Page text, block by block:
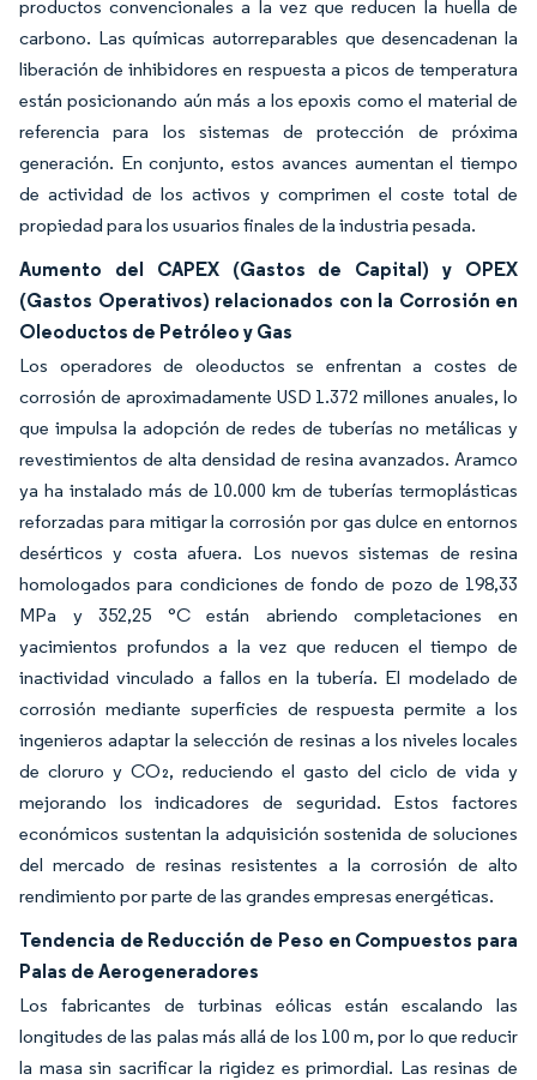
productos convencionales a la vez que reducen la huella de
carbono. Las químicas autorreparables que desencadenan la
liberación de inhibidores en respuesta a picos de temperatura
están posicionando aún más a los epoxis como el material de
referencia para los sistemas de protección de próxima
generación. En conjunto, estos avances aumentan el tiempo
de actividad de los activos y comprimen el coste total de
propiedad para los usuarios finales de la industria pesada.
Aumento del CAPEX (Gastos de Capital) y OPEX
(Gastos Operativos) relacionados con la Corrosión en
Oleoductos de Petróleo y Gas
Los operadores de oleoductos se enfrentan a costes de
corrosión de aproximadamente USD 1.372 millones anuales, lo
que impulsa la adopción de redes de tuberías no metálicas y
revestimientos de alta densidad de resina avanzados. Aramco
ya ha instalado más de 10.000 km de tuberías termoplásticas
reforzadas para mitigar la corrosión por gas dulce en entornos
desérticos y costa afuera. Los nuevos sistemas de resina
homologados para condiciones de fondo de pozo de 198,33
MPa y 352,25 °C están abriendo completaciones en
yacimientos profundos a la vez que reducen el tiempo de
inactividad vinculado a fallos en la tubería. El modelado de
corrosión mediante superficies de respuesta permite a los
ingenieros adaptar la selección de resinas a los niveles locales
de cloruro y CO₂, reduciendo el gasto del ciclo de vida y
mejorando los indicadores de seguridad. Estos factores
económicos sustentan la adquisición sostenida de soluciones
del mercado de resinas resistentes a la corrosión de alto
rendimiento por parte de las grandes empresas energéticas.
Tendencia de Reducción de Peso en Compuestos para
Palas de Aerogeneradores
Los fabricantes de turbinas eólicas están escalando las
longitudes de las palas más allá de los 100 m, por lo que reducir
la masa sin sacrificar la rigidez es primordial. Las resinas de